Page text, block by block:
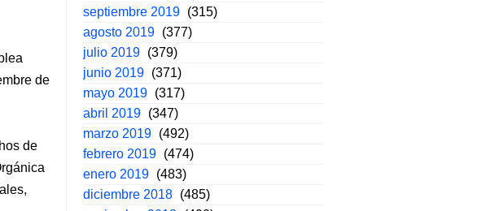
de
de
septiembre 2019 (315)
agosto 2019 (377)
julio 2019 (379)
junio 2019 (371)
mayo 2019 (317)
abril 2019 (347)
marzo 2019 (492)
febrero 2019 (474)
enero 2019 (483)
diciembre 2018 (485)